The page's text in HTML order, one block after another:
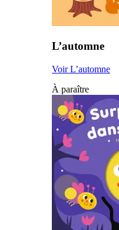
L’automne
Voir L’automne
À paraître